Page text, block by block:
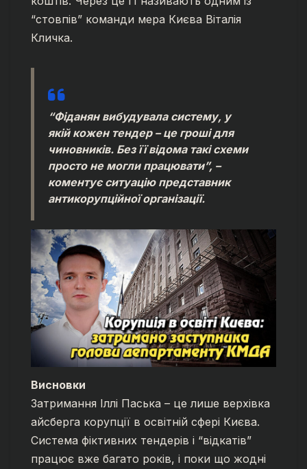
“стовпів” команди мера Києва Віталія
Кличка.
“Фіданян вибудувала систему, у
якій кожен тендер – це гроші для
чиновників. Без її відома такі схеми
просто не могли працювати”, –
коментує ситуацію представник
антикорупційної організації.
Висновки
Затримання Іллі Паська – це лише верхівка
айсберга корупції в освітній сфері Києва.
Система фіктивних тендерів і “відкатів”
працює вже багато років, і поки що жодні